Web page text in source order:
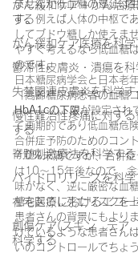
がん緩和ケア＋がん治
する
がん緩和ケア医療を科学
鬱滞性皮膚炎・潰瘍を科
失禁関連皮膚炎を科学す
慢性難治性疼痛に対す
する
脊髄刺激療法を科学する
ハイドロリリースを科学
在宅医療におけるエコ
創傷ケア(スキン テア
科学する
ませんが低血糖の遷延は
す。例えば人体の中枢で
してブドウ糖しか使えま
やすく考えるなら低血糖
のです。
日本糖尿病学会と日本老
「高齢糖尿病患者の血糖
HbA1cの下限が設定され
て画期的であり低血糖危
合併症予防のためのコン
7.0%未満ですが、合併症
は10～15年後なので、
味がなく、逆に厳密な血
糖を起こし死亡リスクを
患者さんの背景にもより
けているような患者さん
いのコントロールでちょ